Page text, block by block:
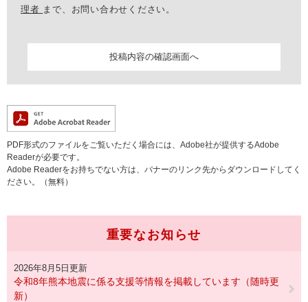
理者 まで、お問い合わせください。
PDF形式のファイルをご覧いただく場合には、Adobe社が提供するAdobe
Readerが必要です。
Adobe Readerをお持ちでない方は、バナーのリンク先からダウンロードしてく
ださい。（無料）
重要なお知らせ
2026年8月5日更新
令和8年熊本地震に係る支援等情報を掲載しています（随時更
新）